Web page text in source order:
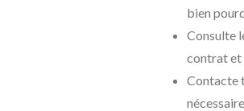
bien
Consulte
contrat et
Contacte